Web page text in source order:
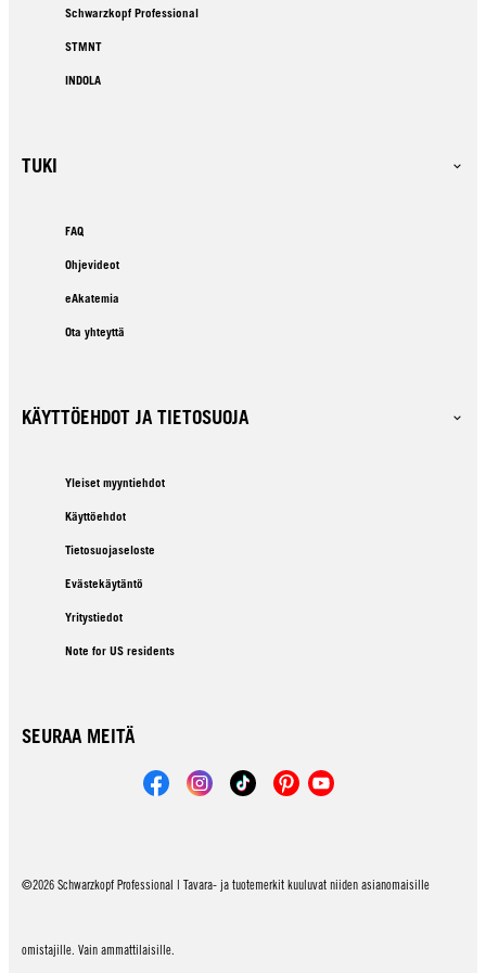
Schwarzkopf Professional
STMNT
INDOLA
TUKI
FAQ
Ohjevideot
eAkatemia
Ota yhteyttä
KÄYTTÖEHDOT JA TIETOSUOJA
Yleiset myyntiehdot
Käyttöehdot
Tietosuojaseloste
Evästekäytäntö
Yritystiedot
Note for US residents
SEURAA MEITÄ
©2026 Schwarzkopf Professional | Tavara- ja tuotemerkit kuuluvat niiden asianomaisille
omistajille. Vain ammattilaisille.